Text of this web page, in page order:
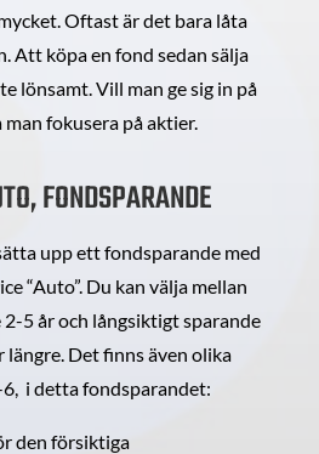
Oftast är det bara låta
Att köpa en fond sedan sälja
lönsamt. Vill man ge sig in på
man fokusera på aktier.
FONDSPARANDE
upp ett fondsparande med
“Auto”. Du kan välja mellan
5 år och långsiktigt sparande
längre. Det finns även olika
i detta fondsparandet:
den försiktiga